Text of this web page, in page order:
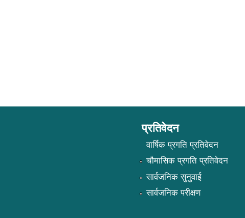
प्रतिवेदन
वार्षिक प्रगति प्रतिवेदन
चौमासिक प्रगति प्रतिवेदन
सार्वजनिक सुनुवाई
सार्वजनिक परीक्षण